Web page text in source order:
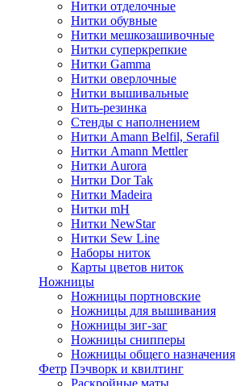
Нитки отделочные
Нитки обувные
Нитки мешкозашивочные
Нитки суперкрепкие
Нитки Gamma
Нитки оверлочные
Нитки вышивальные
Нить-резинка
Стенды с наполнением
Нитки Amann Belfil, Serafil
Нитки Amann Mettler
Нитки Aurora
Нитки Dor Tak
Нитки Madeira
Нитки mH
Нитки NewStar
Нитки Sew Line
Наборы ниток
Карты цветов ниток
Ножницы
Ножницы портновские
Ножницы для вышивания
Ножницы зиг-заг
Ножницы снипперы
Ножницы общего назначения
Фетр Пэчворк и квилтинг
Раскройные маты